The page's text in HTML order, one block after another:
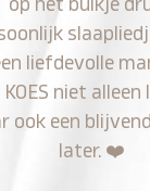
op het buikje
liefdevolle
niet alleen
ook een
later. ❤️